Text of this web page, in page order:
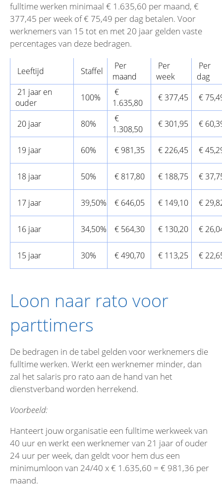
fulltime werken minimaal € 1.635,60 per maand, €
377,45 per week of € 75,49 per dag betalen. Voor
werknemers van 15 tot en met 20 jaar gelden vaste
percentages van deze bedragen.
Leeftijd Staffel
Per
maand
Per
week
Per
dag
21 jaar en
ouder
100%
€
1.635,80
€ 377,45 €
20 jaar 80%
€
1.308,50
€ 301,95 €
19 jaar 60% € 981,35 € 226,45 €
18 jaar 50% € 817,80 € 188,75 €
17 jaar 39,50% € 646,05 € 149,10 €
16 jaar 34,50% € 564,30 € 130,20 €
15 jaar 30% € 490,70 € 113,25 €
Loon naar rato voor
parttimers
De bedragen in de tabel gelden voor werknemers die
fulltime werken. Werkt een werknemer minder, dan
zal het salaris pro rato aan de hand van het
dienstverband worden herrekend.
Voorbeeld:
Hanteert jouw organisatie een fulltime werkweek van
40 uur en werkt een werknemer van 21 jaar of ouder
24 uur per week, dan geldt voor hem dus een
minimumloon van 24/40 x € 1.635,60 = € 981,36 per
maand.